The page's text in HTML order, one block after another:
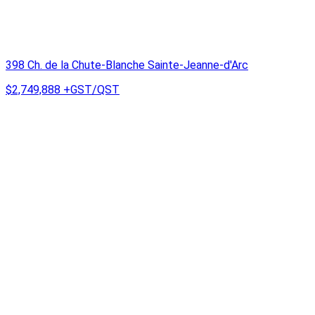
398 Ch. de la Chute-Blanche Sainte-Jeanne-d'Arc
$2,749,888 +GST/QST